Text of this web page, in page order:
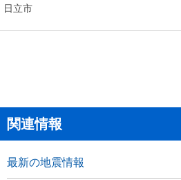
日立市
関連情報
最新の地震情報